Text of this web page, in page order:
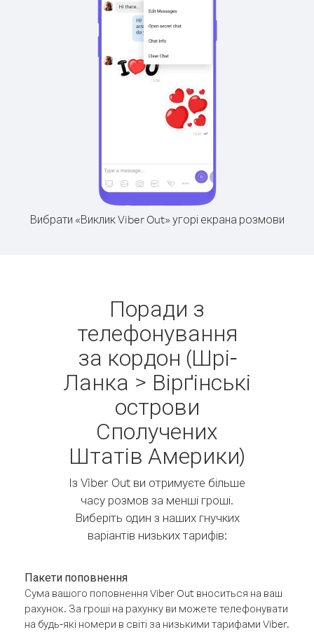
Вибрати «Виклик Viber Out» угорі екрана розмови
Поради з
телефонування
за кордон (Шрі-
Ланка > Вірґінські
острови
Сполучених
Штатів Америки)
Із Viber Out ви отримуєте більше
часу розмов за менші гроші.
Виберіть один з наших гнучких
варіантів низьких тарифів:
Пакети поповнення
Сума вашого поповнення Viber Out вноситься на ваш
рахунок. За гроші на рахунку ви можете телефонувати
на будь-які номери в світі за низькими тарифами Viber.